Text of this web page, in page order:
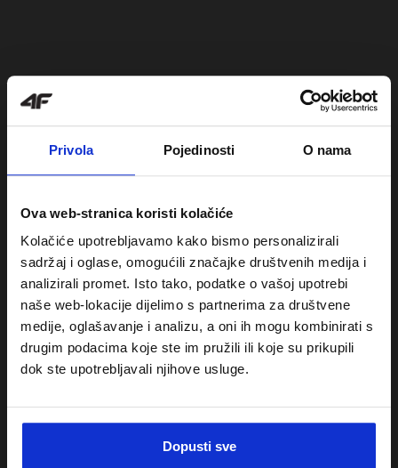
Privola Pojedinosti O nama
Ova web-stranica koristi kolačiće
Kolačiće upotrebljavamo kako bismo personalizirali
sadržaj i oglase, omogućili značajke društvenih medija i
analizirali promet. Isto tako, podatke o vašoj upotrebi
naše web-lokacije dijelimo s partnerima za društvene
medije, oglašavanje i analizu, a oni ih mogu kombinirati s
drugim podacima koje ste im pružili ili koje su prikupili
dok ste upotrebljavali njihove usluge.
Dopusti sve